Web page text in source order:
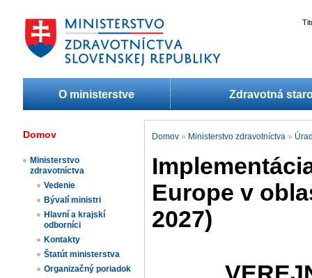
O ministerstve Zdravotná
Domov
Ministerstvo
zdravotníctva
Vedenie
Bývalí ministri
Hlavní a krajskí
odborníci
Kontakty
Štatút ministerstva
Organizačný poriadok
Domov » Ministerstvo zdravotníctva »
Europe v
2027)